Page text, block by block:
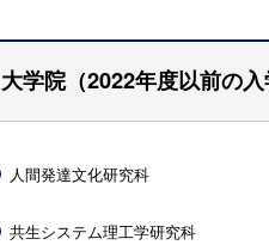
大学院（2022年度以前の入
人間発達文化研究科
共生システム理工学研究科